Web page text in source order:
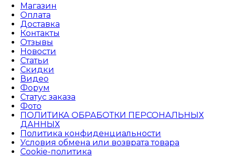
Магазин
Оплата
Доставка
Контакты
Отзывы
Новости
Статьи
Скидки
Видео
Форум
Статус заказа
Фото
ПОЛИТИКА ОБРАБОТКИ ПЕРСОНАЛЬНЫХ
ДАННЫХ​
Политика конфиденциальности
Условия обмена или возврата товара
Cookie-политика